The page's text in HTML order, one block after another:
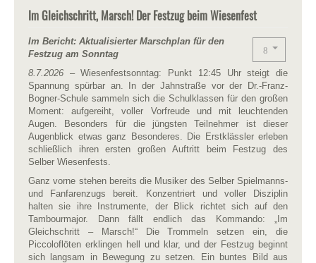
Im Gleichschritt, Marsch! Der Festzug beim Wiesenfest
Im Bericht: Aktualisierter Marschplan für den
Festzug am Sonntag
8.7.2026 – Wiesenfestsonntag: Punkt 12:45 Uhr steigt die
Spannung spürbar an. In der Jahnstraße vor der Dr.-Franz-
Bogner-Schule sammeln sich die Schulklassen für den großen
Moment: aufgereiht, voller Vorfreude und mit leuchtenden
Augen. Besonders für die jüngsten Teilnehmer ist dieser
Augenblick etwas ganz Besonderes. Die Erstklässler erleben
schließlich ihren ersten großen Auftritt beim Festzug des
Selber Wiesenfests.
Ganz vorne stehen bereits die Musiker des Selber Spielmanns-
und Fanfarenzugs bereit. Konzentriert und voller Disziplin
halten sie ihre Instrumente, der Blick richtet sich auf den
Tambourmajor. Dann fällt endlich das Kommando: „Im
Gleichschritt – Marsch!“ Die Trommeln setzen ein, die
Piccoloflöten erklingen hell und klar, und der Festzug beginnt
sich langsam in Bewegung zu setzen. Ein buntes Bild aus